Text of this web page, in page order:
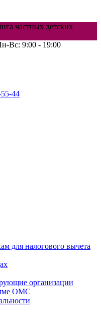
частных детских
Вс: 9:00 - 19:00
44
для налогового вычета
организации
ОМС